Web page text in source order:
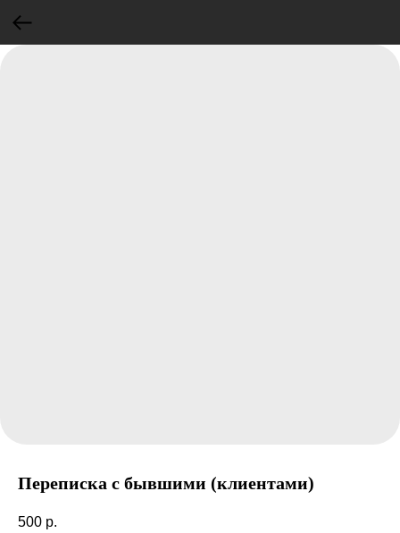
Переписка с бывшими (клиентами)
500 р.